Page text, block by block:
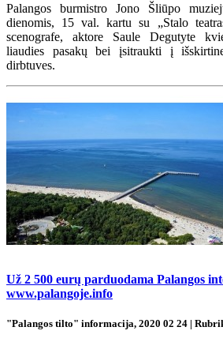
Palangos burmistro Jono Šliūpo
dienomis, 15 val. kartu su „Stalo
scenografe, aktore Saule Degutyte
liaudies pasakų bei įsitraukti į
dirbtuves.
Už 2 500 eurų parduodama Palangos
www.palangoje.info
"Palangos tilto" informacija, 2020 02 24 |